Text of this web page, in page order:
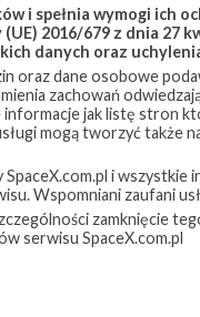
14 marca 2021 roku o
Falcon 9 wystartowała z
Kennedy'ego (KSC) na
(LEO) kolejne 60 satelitów
(Starlink V1.0 L21).
Deployment of 60 Starlink
Start rakiety Falcon
i spełnia wymogi ich
2016/679 z dnia
danych oraz
oraz dane osobowe
zachowań
jak listę stron
mogą tworzyć
i wszystkie
Wspomniani zaufani
zamknięcie
serwisu SpaceX.com.pl